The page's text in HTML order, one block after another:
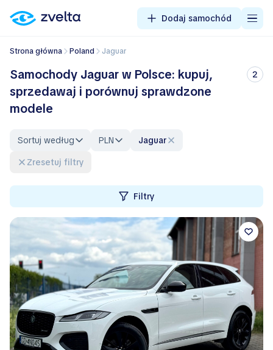
Dodaj samochód
Strona główna Poland Jaguar
Samochody Jaguar w Polsce: kupuj,
sprzedawaj i porównuj sprawdzone
modele
2
Sortuj według PLN
Jaguar
Zresetuj filtry
Filtry